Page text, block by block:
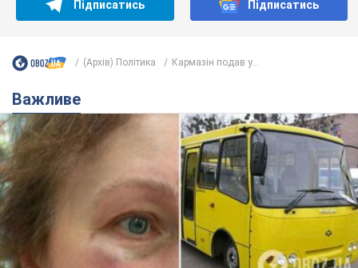
Підписатись Підписатись
(Архів) Політика Кармазін подав у...
Важливе